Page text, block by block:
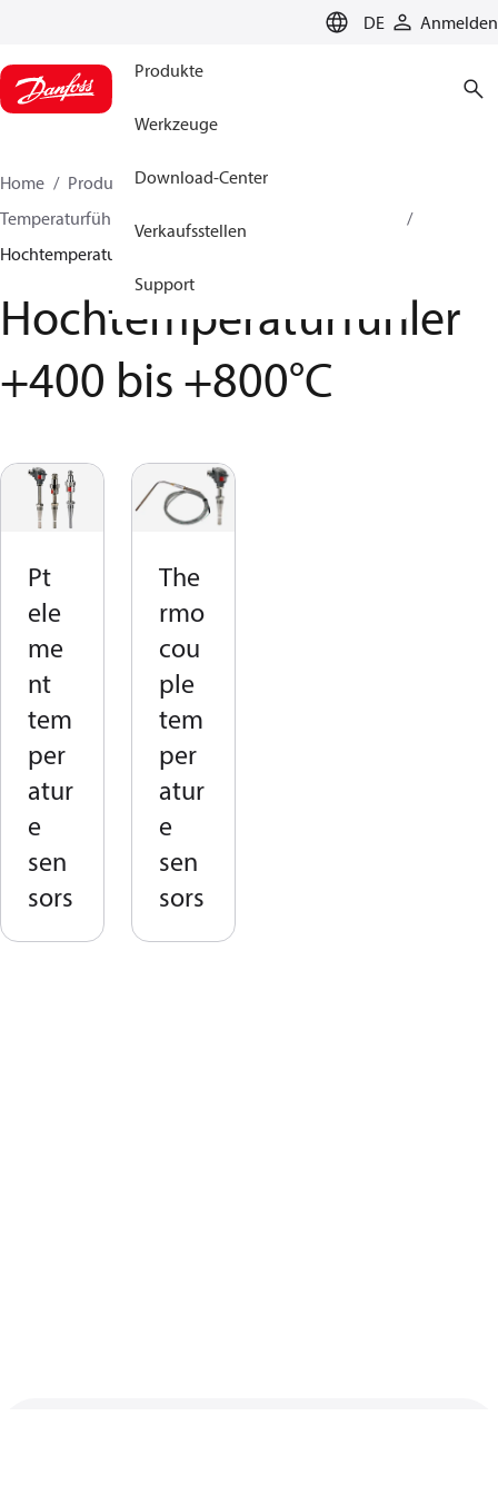
DE Anmelden
Produkte
Werkzeuge
Download-Center
Verkaufsstellen
Support
Home Produkte
Sensing solutions
Temperaturfühler und Zubehör
Hochtemperaturfühler +400 bis +800°C
Hochtemperaturfühler
+400 bis +800°C
Pt
ele
me
nt
tem
per
atur
e
sen
sors
The
rmo
cou
ple
tem
per
atur
e
sen
sors